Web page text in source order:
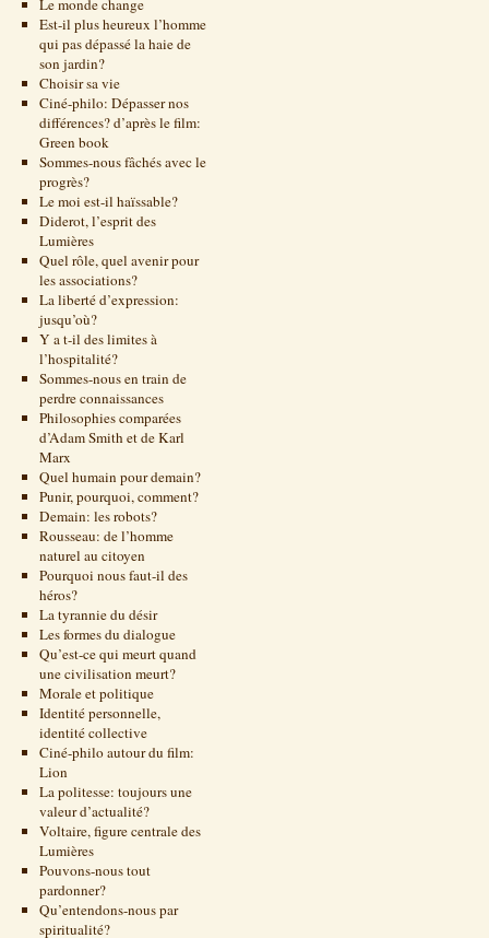
Le monde change
Est-il plus heureux l’homme
qui pas dépassé la haie de
son jardin?
Choisir sa vie
Ciné-philo: Dépasser nos
différences? d’après le film:
Green book
Sommes-nous fâchés avec le
progrès?
Le moi est-il haïssable?
Diderot, l’esprit des
Lumières
Quel rôle, quel avenir pour
les associations?
La liberté d’expression:
jusqu’où?
Y a t-il des limites à
l’hospitalité?
Sommes-nous en train de
perdre connaissances
Philosophies comparées
d’Adam Smith et de Karl
Marx
Quel humain pour demain?
Punir, pourquoi, comment?
Demain: les robots?
Rousseau: de l’homme
naturel au citoyen
Pourquoi nous faut-il des
héros?
La tyrannie du désir
Les formes du dialogue
Qu’est-ce qui meurt quand
une civilisation meurt?
Morale et politique
Identité personnelle,
identité collective
Ciné-philo autour du film:
Lion
La politesse: toujours une
valeur d’actualité?
Voltaire, figure centrale des
Lumières
Pouvons-nous tout
pardonner?
Qu’entendons-nous par
spiritualité?